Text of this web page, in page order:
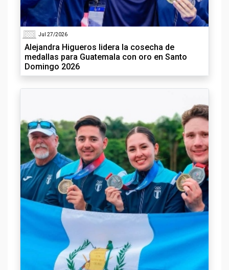
Jul 27/2026
Alejandra Higueros lidera la cosecha de
medallas para Guatemala con oro en Santo
Domingo 2026